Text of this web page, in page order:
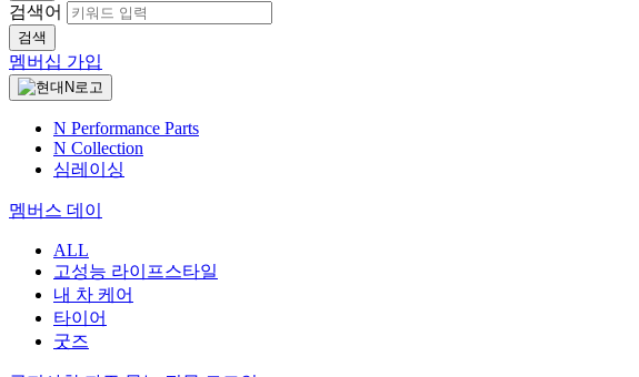
검색어
검색
멤버십 가입
N Performance Parts
N Collection
심레이싱
멤버스 데이
ALL
고성능 라이프스타일
내 차 케어
타이어
굿즈